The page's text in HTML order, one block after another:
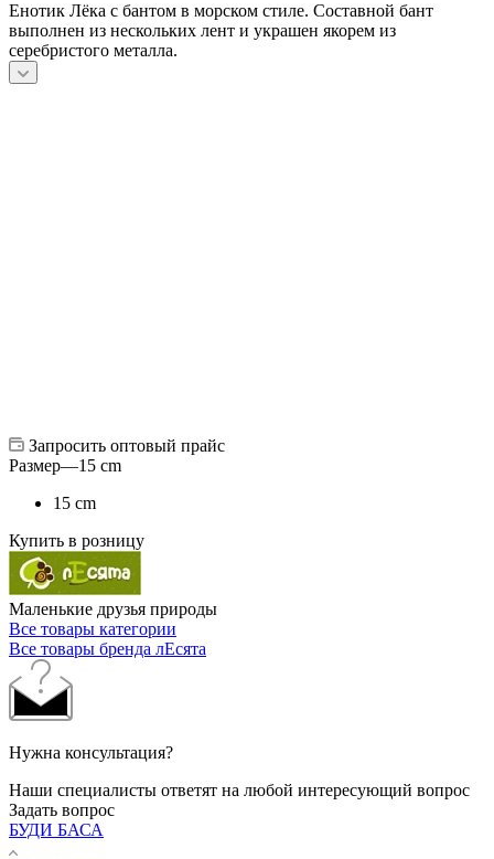
Енотик Лёка с бантом в морском стиле. Составной бант
выполнен из нескольких лент и украшен якорем из
серебристого металла.
Запросить оптовый прайс
Размер—15 cm
15 cm
Купить в розницу
Маленькие друзья природы
Все товары категории
Все товары бренда лЕсята
Нужна консультация?
Наши специалисты ответят на любой интересующий вопрос
Задать вопрос
БУДИ БАСА